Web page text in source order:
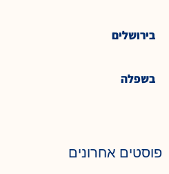
בירושלים
בשפלה
פוסטים אחרונים